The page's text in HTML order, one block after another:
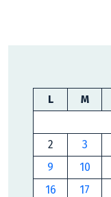
L M
2
3
9
10
16
17